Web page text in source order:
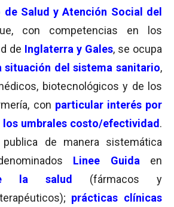
de Salud y Atención Social del
con competencias en los
de Inglaterra y Gales, se ocupa
situación del sistema sanitario,
biotecnológicos y de los
con particular interés por
los umbrales costo/efectividad .
de manera sistemática
Linee Guida en
la salud
(fármacos y
prácticas clínicas